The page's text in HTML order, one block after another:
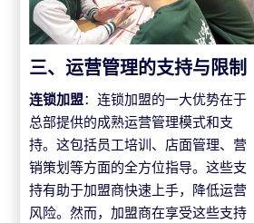
三、运营管理的支持与限制
连锁加盟：连锁加盟的一大优势在于
总部提供的成熟运营管理模式和支
持。这包括员工培训、店面管理、营
销策划等方面的全方位指导。这些支
持有助于加盟商快速上手，降低运营
风险。然而，加盟商在享受这些支持